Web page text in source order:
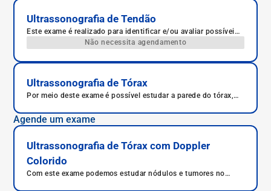
Ultrassonografia de Tendão
Este exame é realizado para identificar e/ou avaliar possíveis
traumas ou patologias no tendão.
Não necessita agendamento
Ultrassonografia de Tórax
Por meio deste exame é possível estudar a parede do tórax,
fraturas, inflamações importantes ou crescimento anormal de
massas no local.
Agende um exame
Ultrassonografia de Tórax com Doppler
Colorido
Com este exame podemos estudar nódulos e tumores no